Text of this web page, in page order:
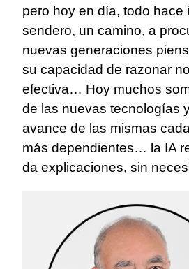
pero hoy en día, todo hace
sendero, un camino, a
nuevas generaciones
su capacidad de razonar
efectiva… Hoy muchos
de las nuevas tecnologías
avance de las mismas
más dependientes… la IA
da explicaciones, sin